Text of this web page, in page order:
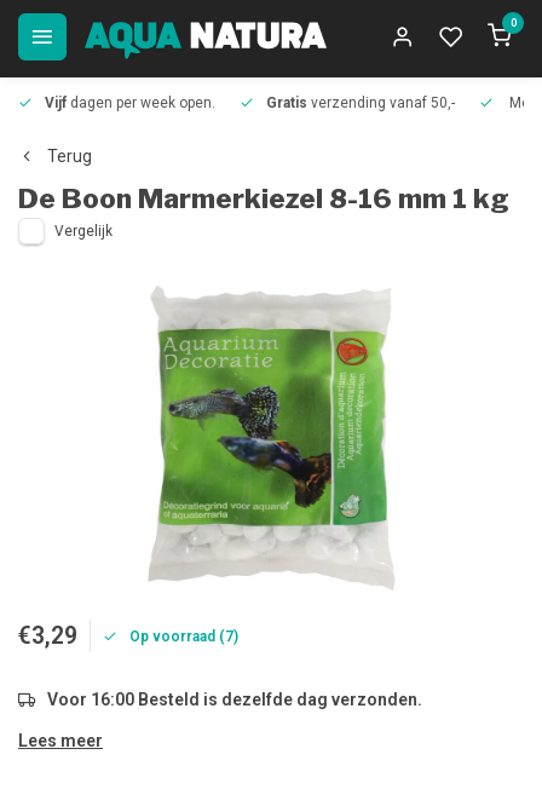
0
Vijf dagen per week open. Gratis verzending vanaf 50,-
Terug
De Boon Marmerkiezel 8-16 mm 1 kg
Vergelijk
€3,29 Op voorraad (7)
Voor 16:00 Besteld is dezelfde dag verzonden.
Lees meer